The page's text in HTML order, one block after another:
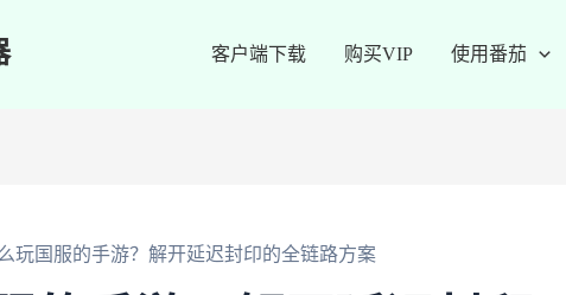
客户端下载 购买VIP 使用番茄
玩国服的手游？解开延迟封印的全链路方案